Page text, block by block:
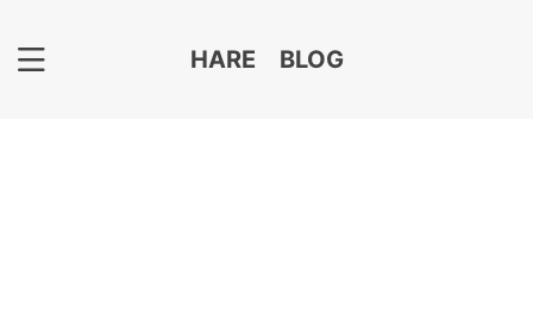
HARE BLOG